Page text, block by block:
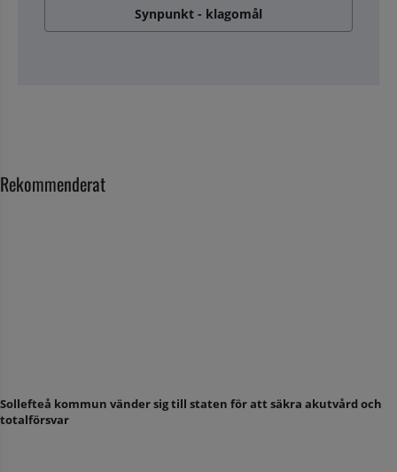
Synpunkt - klagomål
Rekommenderat
Sollefteå kommun vänder sig till staten för att säkra akutvård och
totalförsvar